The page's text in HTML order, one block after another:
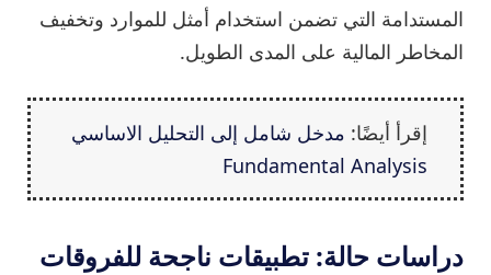
المستدامة التي تضمن استخدام أمثل للموارد وتخفيف
المخاطر المالية على المدى الطويل.
إقرأ أيضًا: مدخل شامل إلى التحليل الاساسي
Fundamental Analysis
دراسات حالة: تطبيقات ناجحة للفروقات